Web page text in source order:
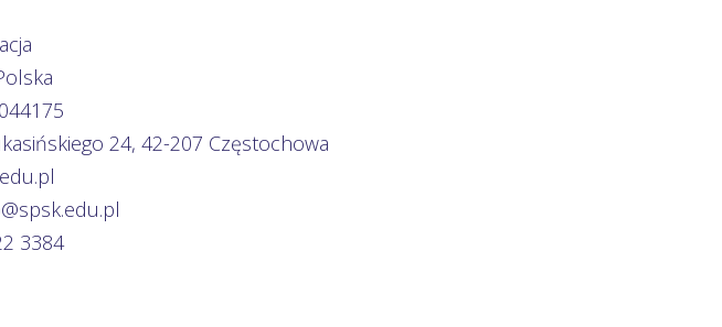
24, 42-207 Częstochowa
3384